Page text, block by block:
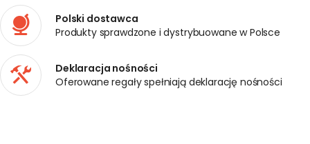
Polski dostawca
Produkty sprawdzone i dystrybuowane w Polsce
Deklaracja nośności
Oferowane regały spełniają deklarację nośności